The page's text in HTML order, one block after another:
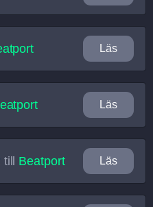
Läs
Läs
till Beatport Läs